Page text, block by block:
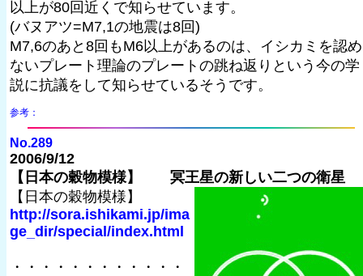
以上が80回近くで知らせています。
(バヌアツ=M7,1の地震は8回)
M7,6のあと8回もM6以上があるのは、イシカミを認め
ないプレート理論のプレートの跳ね返りという今の学
説に抗議をして知らせているそうです。
参考：
No.289
2006/9/12
【日本の穀物模様】 冥王星の新しい二つの衛星
【日本の穀物模様】
http://sora.ishikami.jp/ima
ge_dir/special/index.html
・・・・・・・・・・・・